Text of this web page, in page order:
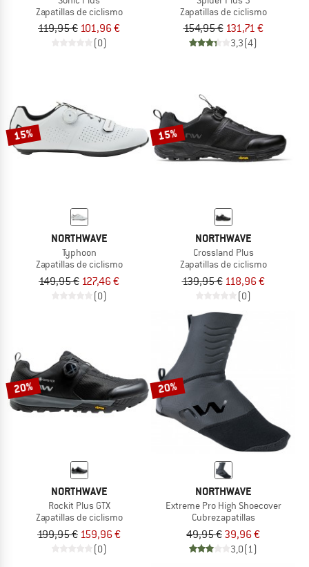
Zapatillas de ciclismo
119,95 € 101,96 €
(0)
Zapatillas de ciclismo
154,95 € 131,71 €
3,3(4)
15%
NORTHWAVE
Typhoon
Zapatillas de ciclismo
149,95 € 127,46 €
(0)
15%
NORTHWAVE
Crossland Plus
Zapatillas de ciclismo
139,95 € 118,96 €
(0)
20%
NORTHWAVE
Rockit Plus GTX
Zapatillas de ciclismo
199,95 € 159,96 €
(0)
20%
NORTHWAVE
Extreme Pro High Shoecover
Cubrezapatillas
49,95 € 39,96 €
3,0(1)